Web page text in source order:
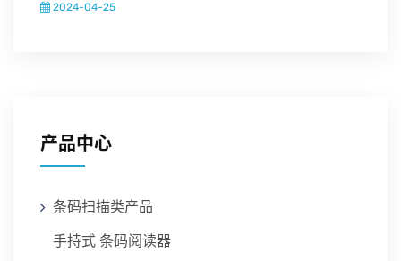
2024-04-25
产品中心
条码扫描类产品
手持式 条码阅读器